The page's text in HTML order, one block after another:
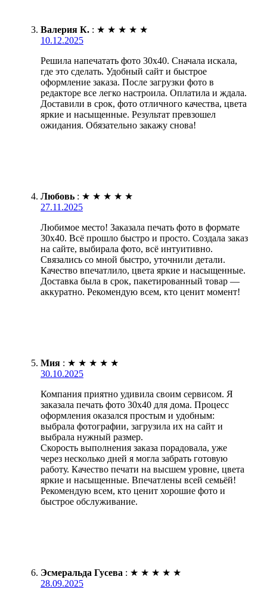
Валерия К. : ★ ★ ★ ★ ★
10.12.2025
Решила напечатать фото 30х40. Сначала искала,
где это сделать. Удобный сайт и быстрое
оформление заказа. После загрузки фото в
редакторе все легко настроила. Оплатила и ждала.
Доставили в срок, фото отличного качества, цвета
яркие и насыщенные. Результат превзошел
ожидания. Обязательно закажу снова!
Любовь : ★ ★ ★ ★ ★
27.11.2025
Любимое место! Заказала печать фото в формате
30х40. Всё прошло быстро и просто. Создала заказ
на сайте, выбирала фото, всё интуитивно.
Связались со мной быстро, уточнили детали.
Качество впечатлило, цвета яркие и насыщенные.
Доставка была в срок, пакетированный товар —
аккуратно. Рекомендую всем, кто ценит момент!
Мия : ★ ★ ★ ★ ★
30.10.2025
Компания приятно удивила своим сервисом. Я
заказала печать фото 30х40 для дома. Процесс
оформления оказался простым и удобным:
выбрала фотографии, загрузила их на сайт и
выбрала нужный размер.
Скорость выполнения заказа порадовала, уже
через несколько дней я могла забрать готовую
работу. Качество печати на высшем уровне, цвета
яркие и насыщенные. Впечатлены всей семьёй!
Рекомендую всем, кто ценит хорошие фото и
быстрое обслуживание.
Эсмеральда Гусева : ★ ★ ★ ★ ★
28.09.2025